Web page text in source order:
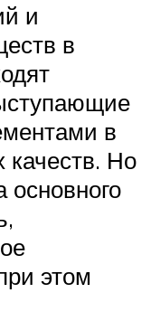
и
в
в
качеств. Но
этом